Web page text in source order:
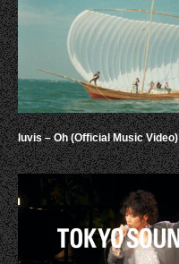
luvis – Oh (Official Music Video)